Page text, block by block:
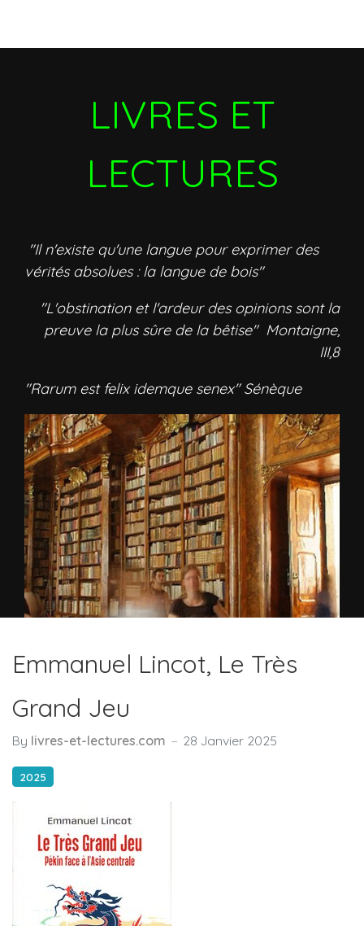
LIVRES ET
LECTURES
"Il n'existe qu'une langue pour exprimer des
vérités absolues : la langue de bois"
"L'obstination et l'ardeur des opinions sont la
preuve la plus sûre de la bêtise" Montaigne,
III,8
"Rarum est felix idemque senex" Sénèque
Emmanuel Lincot, Le Très
Grand Jeu
By livres-et-lectures.com 28 Janvier 2025
2025